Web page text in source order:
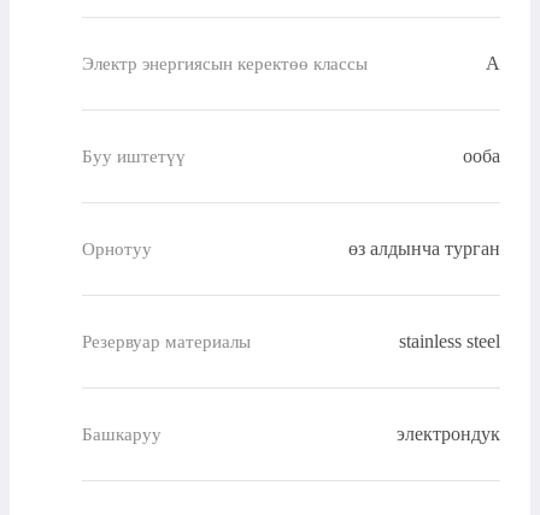
Электр энергиясын керектөө классы A
Буу иштетүү ооба
Орнотуу өз алдынча турган
Резервуар материалы stainless steel
Башкаруу электрондук